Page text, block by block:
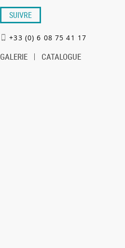
SUIVRE
+33 (0) 6 08 75 41 17
GALERIE CATALOGUE